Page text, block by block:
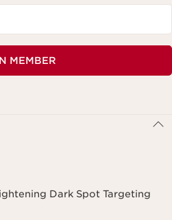
MEMBER
Dark Spot Targeting